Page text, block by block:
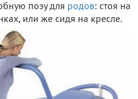
позу для родов: стоя на
или же сидя на кресле.